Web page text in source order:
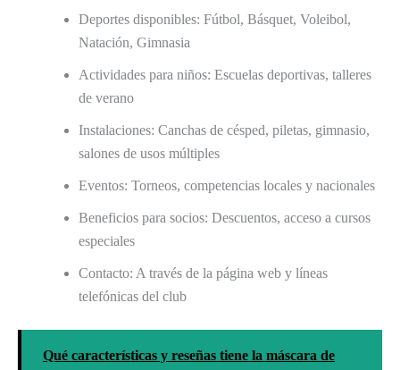
Deportes disponibles: Fútbol, Básquet, Voleibol,
Natación, Gimnasia
Actividades para niños: Escuelas deportivas, talleres
de verano
Instalaciones: Canchas de césped, piletas, gimnasio,
salones de usos múltiples
Eventos: Torneos, competencias locales y nacionales
Beneficios para socios: Descuentos, acceso a cursos
especiales
Contacto: A través de la página web y líneas
telefónicas del club
Qué características y reseñas tiene la máscara de